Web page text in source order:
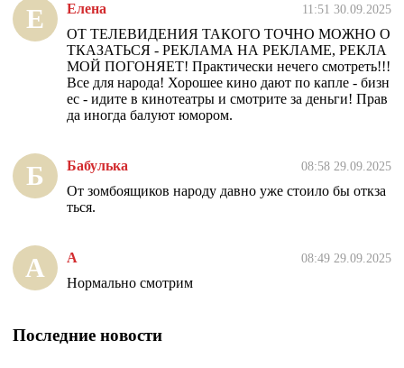
Е Елена 11:51 30.09.2025
ОТ ТЕЛЕВИДЕНИЯ ТАКОГО ТОЧНО МОЖНО О
ТКАЗАТЬСЯ - РЕКЛАМА НА РЕКЛАМЕ, РЕКЛА
МОЙ ПОГОНЯЕТ! Практически нечего смотреть!!!
Все для народа! Хорошее кино дают по капле - бизн
ес - идите в кинотеатры и смотрите за деньги! Прав
да иногда балуют юмором.
Б Бабулька 08:58 29.09.2025
От зомбоящиков народу давно уже стоило бы откза
ться.
А А 08:49 29.09.2025
Нормально смотрим
Последние новости